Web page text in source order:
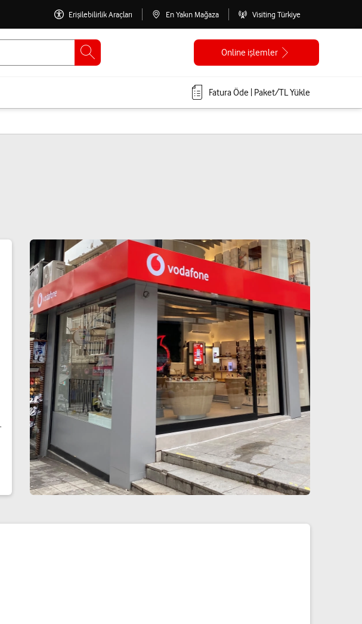
Erişilebilirlik Araçları En Yakın Mağaza Visiting Türkiye
Online işlemler
Fatura Öde | Paket/TL Yükle